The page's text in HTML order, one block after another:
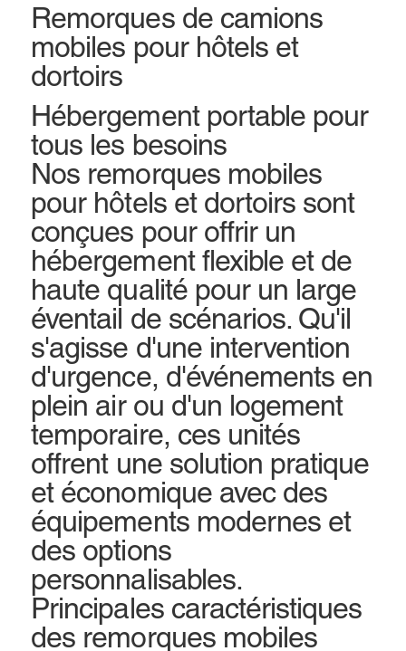
Hébergement portable pour
tous les besoins
Nos remorques mobiles
pour hôtels et dortoirs sont
conçues pour offrir un
hébergement flexible et de
haute qualité pour un large
éventail de scénarios. Qu'il
s'agisse d'une intervention
d'urgence, d'événements en
plein air ou d'un logement
temporaire, ces unités
offrent une solution pratique
et économique avec des
équipements modernes et
des options
personnalisables.
Principales caractéristiques
des remorques mobiles
Remorques de camions
mobiles pour hôtels et
dortoirs